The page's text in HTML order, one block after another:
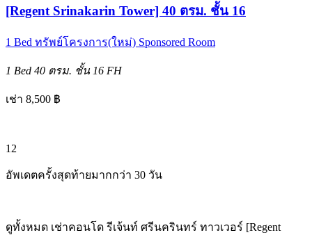
[Regent Srinakarin Tower] 40 ตรม. ชั้น 16
1 Bed ทรัพย์โครงการ(ใหม่) Sponsored Room
1 Bed 40 ตรม. ชั้น 16 FH
เช่า 8,500 ฿
12
อัพเดตครั้งสุดท้ายมากกว่า 30 วัน
ดูทั้งหมด เช่าคอนโด รีเจ้นท์ ศรีนครินทร์ ทาวเวอร์ [Regent